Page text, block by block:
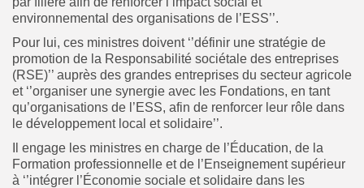
environnemental des organisations de l’ESS’’.
Pour lui, ces ministres doivent ‘’définir une stratégie de
promotion de la Responsabilité sociétale des entreprises
(RSE)’’ auprès des grandes entreprises du secteur agricole
et ‘’organiser une synergie avec les Fondations, en tant
qu’organisations de l’ESS, afin de renforcer leur rôle dans
le développement local et solidaire’’.
Il engage les ministres en charge de l’Éducation, de la
Formation professionnelle et de l’Enseignement supérieur
à ‘’intégrer l’Économie sociale et solidaire dans les